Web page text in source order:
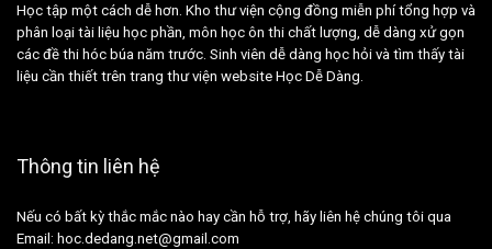
Học tập một cách dễ hơn. Kho thư viện cộng đồng miễn phí tổng hợp và
phân loại tài liệu học phần, môn học ôn thi chất lượng, dễ dàng xử gọn
các đề thi hóc búa năm trước. Sinh viên dễ dàng học hỏi và tìm thấy tài
liệu cần thiết trên trang thư viện website Học Dễ Dàng.
Thông tin liên hệ
Nếu có bất kỳ thắc mắc nào hay cần hỗ trợ, hãy liên hệ chúng tôi qua
Email: hoc.dedang.net@gmail.com